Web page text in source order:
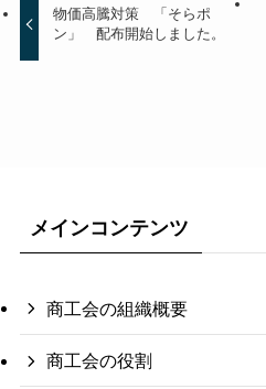
物価高騰対策 「そらポ
ン」 配布開始しました。
メインコンテンツ
商工会の組織概要
商工会の役割